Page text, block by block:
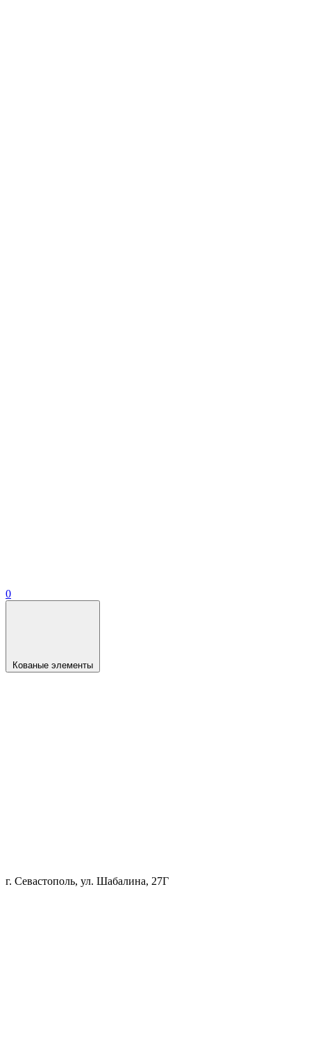
0
Кованые элементы
г. Севастополь, ул. Шабалина, 27Г